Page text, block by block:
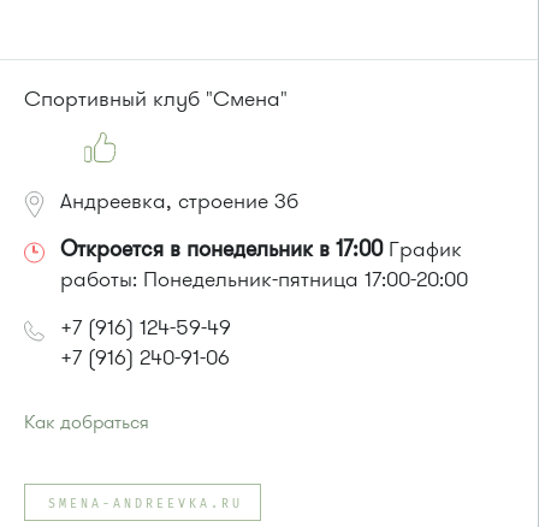
Маршрутка № 127, 128, 312, 377, 390, 431м, 476
или до остановки"Монумент":
Автобусы № 45, 312, 377, 440.
Маршрутка № 128, 312, 377
Спортивный клуб "Смена"
Андреевка, строение 3б
Откроется в понедельник в 17:00График
работы: Понедельник-пятница 17:00-20:00
+7 (916) 124-59-49
+7 (916) 240-91-06
Как добраться
Автобусы № 357, 374, 495, 497.
Маршрутка № 495, 497
SMENA-ANDREEVKA.RU